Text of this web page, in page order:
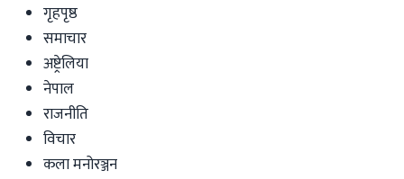
गृहपृष्ठ
समाचार
अष्ट्रेलिया
नेपाल
राजनीति
विचार
कला मनोरञ्जन